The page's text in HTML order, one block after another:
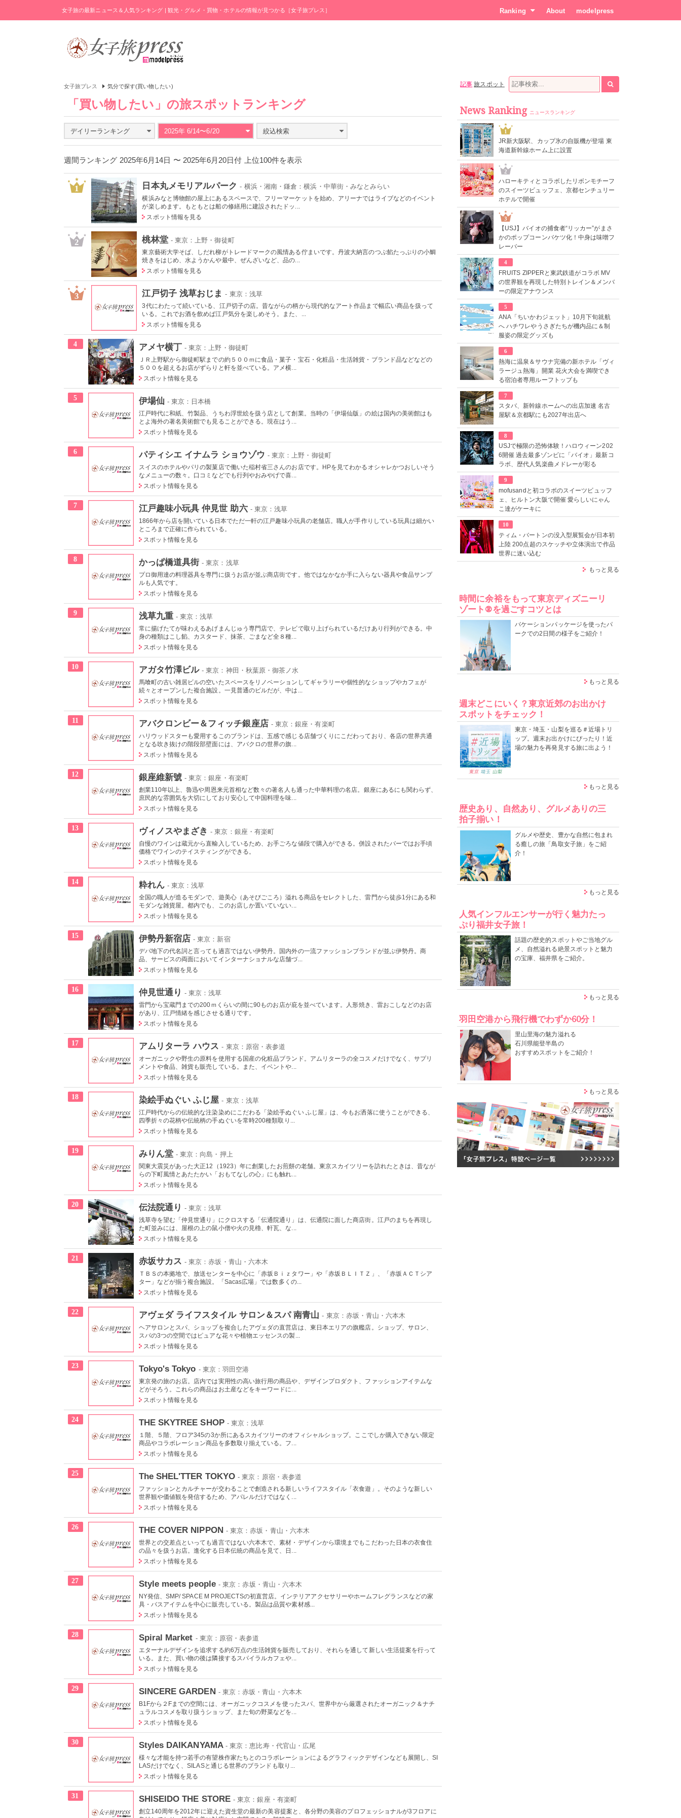
女子旅の最新ニュース＆人気ランキング | 観光・グルメ・買物・ホテルの情報が見つかる［女子旅プレス］ Ranking About modelpress
女子旅プレス 気分で探す(買い物したい)
「買い物したい」の旅スポットランキング
デイリーランキング 2025年 6/14〜6/20 絞込検索
週間ランキング 2025年6月14日 〜 2025年6月20日付 上位100件を表示
1 日本丸メモリアルパーク - 横浜・湘南・鎌倉：横浜・中華街・みなとみらい
横浜みなと博物館の屋上にあるスペースで、フリーマーケットを始め、アリーナではライブなどのイベント
が楽しめます。もともとは船の修繕用に建設されたドッ...
スポット情報を見る
2 桃林堂 - 東京：上野・御徒町
東京藝術大学そば、しだれ柳がトレードマークの風情ある佇まいです。丹波大納言のつぶ餡たっぷりの小鯛
焼きをはじめ、水ようかんや最中、ぜんざいなど、品の...
スポット情報を見る
3 江戸切子 浅草おじま - 東京：浅草
3代にわたって続いている、江戸切子の店。昔ながらの柄から現代的なアート作品まで幅広い商品を扱って
いる。これでお酒を飲めば江戸気分を楽しめそう。また、...
スポット情報を見る
4 アメヤ横丁 - 東京：上野・御徒町
ＪＲ上野駅から御徒町駅までの約５００ｍに食品・菓子・宝石・化粧品・生活雑貨・ブランド品などなどの
５００を超えるお店がずらりと軒を並べている。アメ横...
スポット情報を見る
5 伊場仙 - 東京：日本橋
江戸時代に和紙、竹製品、うちわ浮世絵を扱う店として創業。当時の「伊場仙版」の絵は国内の美術館はも
とよ海外の著名美術館でも見ることができる。現在はう...
スポット情報を見る
6 パティシエ イナムラ ショウゾウ - 東京：上野・御徒町
スイスのホテルやパリの製菓店で働いた稲村省三さんのお店です。HPを見てわかるオシャレかつおしいそう
なメニューの数々。口コミなどでも行列やおみやげで喜...
スポット情報を見る
7 江戸趣味小玩具 仲見世 助六 - 東京：浅草
1866年から店を開いている日本でただ一軒の江戸趣味小玩具の老舗店。職人が手作りしている玩具は細かい
ところまで正確に作られている。
スポット情報を見る
8 かっぱ橋道具街 - 東京：浅草
プロ御用達の料理器具を専門に扱うお店が並ぶ商店街です。他ではなかなか手に入らない器具や食品サンプ
ルも人気です。
スポット情報を見る
9 浅草九重 - 東京：浅草
常に揚げたてが味わえるあげまんじゅう専門店で、テレビで取り上げられているだけあり行列ができる。中
身の種類はこし餡、カスタード、抹茶、ごまなど全８種...
スポット情報を見る
10 アガタ竹澤ビル - 東京：神田・秋葉原・御茶ノ水
馬喰町の古い雑居ビルの空いたスペースをリノベーションしてギャラリーや個性的なショップやカフェが
続々とオープンした複合施設。一見普通のビルだが、中は...
スポット情報を見る
11 アバクロンビー＆フィッチ銀座店 - 東京：銀座・有楽町
ハリウッドスターも愛用するこのブランドは、五感で感じる店舗づくりにこだわっており、各店の世界共通
となる吹き抜けの階段部壁面には、アバクロの世界の旗...
スポット情報を見る
12 銀座維新號 - 東京：銀座・有楽町
創業110年以上、魯迅や周恩来元首相など数々の著名人も通った中華料理の名店。銀座にあるにも関わらず、
庶民的な雰囲気を大切にしており安心して中国料理を味...
スポット情報を見る
13 ヴィノスやまざき - 東京：銀座・有楽町
自慢のワインは蔵元から直輸入しているため、お手ごろな値段で購入ができる。併設されたバーではお手頃
価格でワインのテイスティングができる。
スポット情報を見る
14 粋れん - 東京：浅草
全国の職人が造るモダンで、遊美心（あそびごころ）溢れる商品をセレクトした、雷門から徒歩1分にある和
モダンな雑貨屋。都内でも、このお店しか置いていない...
スポット情報を見る
15 伊勢丹新宿店 - 東京：新宿
デパ地下の代名詞と言っても過言ではない伊勢丹。国内外の一流ファッションブランドが並ぶ伊勢丹。商
品、サービスの両面においてインターナショナルな店舗づ...
スポット情報を見る
16 仲見世通り - 東京：浅草
雷門から宝蔵門までの200ｍくらいの間に90ものお店が庇を並べています。人形焼き、雷おこしなどのお店
があり、江戸情緒を感じさせる通りです。
スポット情報を見る
17 アムリターラ ハウス - 東京：原宿・表参道
オーガニックや野生の原料を使用する国産の化粧品ブランド。アムリターラの全コスメだけでなく、サプリ
メントや食品、雑貨も販売している。また、イベントや...
スポット情報を見る
18 染絵手ぬぐい ふじ屋 - 東京：浅草
江戸時代からの伝統的な注染染めにこだわる「染絵手ぬぐい ふじ屋」は、今もお洒落に使うことができる、
四季折々の花柄や伝統柄の手ぬぐいを常時200種類取り...
スポット情報を見る
19 みりん堂 - 東京：向島・押上
関東大震災があった大正12（1923）年に創業したお煎餅の老舗。東京スカイツリーを訪れたときは、昔なが
らの下町風情とあたたかい「おもてなしの心」にも触れ...
スポット情報を見る
20 伝法院通り - 東京：浅草
浅草寺を望む「仲見世通り」にクロスする「伝通院通り」は、伝通院に面した商店街。江戸のまちを再現し
た町並みには、屋根の上の鼠小僧や火の見櫓、軒瓦、な...
スポット情報を見る
21 赤坂サカス - 東京：赤坂・青山・六本木
ＴＢＳの本拠地で、放送センターを中心に「赤坂Ｂｉｚタワー」や「赤坂ＢＬＩＴＺ」、「赤坂ＡＣＴシア
ター」などが揃う複合施設。「Sacas広場」では数多くの...
スポット情報を見る
22 アヴェダ ライフスタイル サロン＆スパ 南青山 - 東京：赤坂・青山・六本木
ヘアサロンとスパ、ショップを複合したアヴェダの直営店は、東日本エリアの旗艦店。ショップ、サロン、
スパの3つの空間ではピュアな花々や植物エッセンスの製...
スポット情報を見る
23 Tokyo's Tokyo - 東京：羽田空港
東京発の旅のお店。店内では実用性の高い旅行用の商品や、デザインプロダクト、ファッションアイテムな
どがそろう。これらの商品はお土産などをキーワードに...
スポット情報を見る
24 THE SKYTREE SHOP - 東京：浅草
１階、５階、フロア345の3か所にあるスカイツリーのオフィシャルショップ。ここでしか購入できない限定
商品やコラボレーション商品を多数取り揃えている。フ...
スポット情報を見る
25 The SHEL'TTER TOKYO - 東京：原宿・表参道
ファッションとカルチャーが交わることで創造される新しいライフスタイル「衣食遊」。そのような新しい
世界観や価値観を発信するため、アパレルだけではなく...
スポット情報を見る
26 THE COVER NIPPON - 東京：赤坂・青山・六本木
世界との交差点といっても過言ではない六本木で、素材・デザインから環境までもこだわった日本の衣食住
の品々を扱うお店。進化する日本伝統の商品を見て、日...
スポット情報を見る
27 Style meets people - 東京：赤坂・青山・六本木
NY発信、SMP/ SPACE M PROJECTSの初直営店。インテリアアクセサリーやホームフレグランスなどの家
具・バスアイテムを中心に販売している。製品は品質や素材感...
スポット情報を見る
28 Spiral Market - 東京：原宿・表参道
エターナルデザインを追求する約6万点の生活雑貨を販売しており、それらを通して新しい生活提案を行って
いる。また、買い物の後は隣接するスパイラルカフェや...
スポット情報を見る
29 SINCERE GARDEN - 東京：赤坂・青山・六本木
B1Fから２Fまでの空間には、オーガニックコスメを使ったスパ、世界中から厳選されたオーガニック＆ナチ
ュラルコスメを取り扱うショップ、また旬の野菜などを...
スポット情報を見る
30 Styles DAIKANYAMA - 東京：恵比寿・代官山・広尾
様々な才能を持つ若手の有望株作家たちとのコラボレーションによるグラフィックデザインなども展開し、SI
LASだけでなく、SILASと通じる世界のブランドも取り...
スポット情報を見る
31 SHISEIDO THE STORE - 東京：銀座・有楽町
創立140周年を2012年に迎えた資生堂の最新の美容提案と、各分野の美容のプロフェッショナルが3フロアに
記事 旅スポット
News Ranking ニュースランキング
1
JR新大阪駅、カップ氷の自販機が登場 東
海道新幹線ホーム上に設置
2
ハローキティとコラボしたリボンモチーフ
のスイーツビュッフェ、京都センチュリー
ホテルで開催
3
【USJ】バイオの捕食者“リッカー”がまさ
かのポップコーンバケツ化！中身は味噌フ
レーバー
4
FRUITS ZIPPERと東武鉄道がコラボ MV
の世界観を再現した特別トレイン＆メンバ
ーの限定アナウンス
5
ANA「ちいかわジェット」10月下旬就航
へ ハチワレやうさぎたちが機内品に＆制
服姿の限定グッズも
6
熱海に温泉＆サウナ完備の新ホテル「ヴィ
ラージュ熱海」開業 花火大会を満喫でき
る宿泊者専用ルーフトップも
7
スタバ、新幹線ホームへの出店加速 名古
屋駅＆京都駅にも2027年出店へ
8
USJで極限の恐怖体験！ハロウィーン202
6開催 過去最多ゾンビに「バイオ」最新コ
ラボ、歴代人気楽曲メドレーが彩る
9
mofusandと初コラボのスイーツビュッフ
ェ、ヒルトン大阪で開催 愛らしいにゃん
こ達がケーキに
10
ティム・バートンの没入型展覧会が日本初
上陸 200点超のスケッチや立体演出で作品
世界に迷い込む
もっと見る
時間に余裕をもって東京ディズニーリ
ゾート®を過ごすコツとは
バケーションパッケージを使ったパ
ークでの2日間の様子をご紹介！
もっと見る
週末どこにいく？東京近郊のお出かけ
スポットをチェック！
東京・埼玉・山梨を巡る＃近場トリ
ップ。週末お出かけにぴったり！近
場の魅力を再発見する旅に出よう！
もっと見る
歴史あり、自然あり、グルメありの三
拍子揃い！
グルメや歴史、豊かな自然に包まれ
る癒しの旅「鳥取女子旅」をご紹
介！
もっと見る
人気インフルエンサーが行く魅力たっ
ぷり福井女子旅！
話題の歴史的スポットやご当地グル
メ、自然溢れる絶景スポットと魅力
の宝庫、福井県をご紹介。
もっと見る
羽田空港から飛行機でわずか60分！
里山里海の魅力溢れる
石川県能登半島の
おすすめスポットをご紹介！
もっと見る